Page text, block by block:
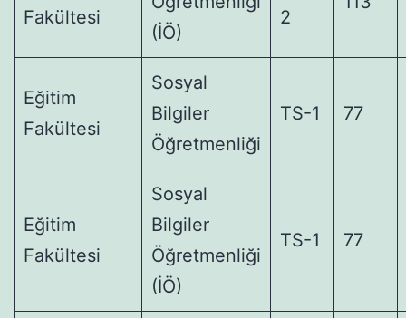
Fakültesi
(İÖ)
2
Eğitim
Fakültesi
Sosyal
Bilgiler
Öğretmenliği
TS-1 77
Eğitim
Fakültesi
Sosyal
Bilgiler
Öğretmenliği
(İÖ)
TS-1 77